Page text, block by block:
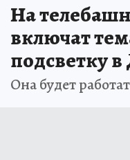
На
включат
подсветку
Она будет